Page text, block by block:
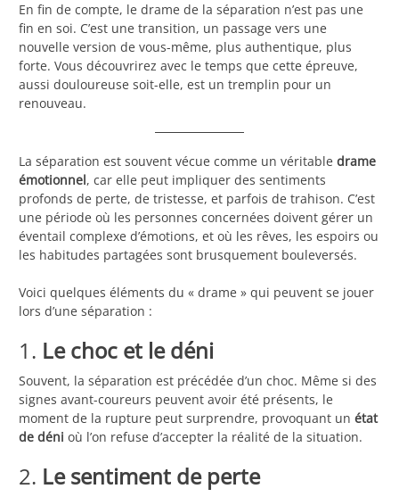
En fin de compte, le drame de la séparation n’est pas une
fin en soi. C’est une transition, un passage vers une
nouvelle version de vous-même, plus authentique, plus
forte. Vous découvrirez avec le temps que cette épreuve,
aussi douloureuse soit-elle, est un tremplin pour un
renouveau.
La séparation est souvent vécue comme un véritable drame
émotionnel, car elle peut impliquer des sentiments
profonds de perte, de tristesse, et parfois de trahison. C’est
une période où les personnes concernées doivent gérer un
éventail complexe d’émotions, et où les rêves, les espoirs ou
les habitudes partagées sont brusquement bouleversés.
Voici quelques éléments du « drame » qui peuvent se jouer
lors d’une séparation :
1. Le choc et le déni
Souvent, la séparation est précédée d’un choc. Même si des
signes avant-coureurs peuvent avoir été présents, le
moment de la rupture peut surprendre, provoquant un état
de déni où l’on refuse d’accepter la réalité de la situation.
2. Le sentiment de perte